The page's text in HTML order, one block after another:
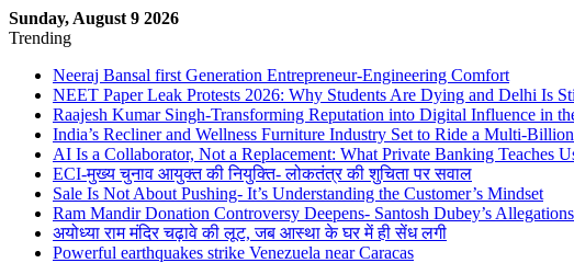
Sunday, August 9 2026
Trending
Neeraj Bansal first Generation Entrepreneur-Engineering Comfort
NEET Paper Leak Protests 2026: Why Students Are Dying and Delhi Is
Raajesh Kumar Singh-Transforming Reputation into Digital Influence in
India’s Recliner and Wellness Furniture Industry Set to Ride a Multi-
AI Is a Collaborator, Not a Replacement: What Private Banking Teaches
ECI-मुख्य चुनाव आयुक्त की नियुक्ति- लोकतंत्र की शुचिता पर सवाल
Sale Is Not About Pushing- It’s Understanding the Customer’s Mindset
Ram Mandir Donation Controversy Deepens- Santosh Dubey’s
अयोध्या राम मंदिर चढ़ावे की लूट, जब आस्था के घर में ही सेंध लगी
Powerful earthquakes strike Venezuela near Caracas